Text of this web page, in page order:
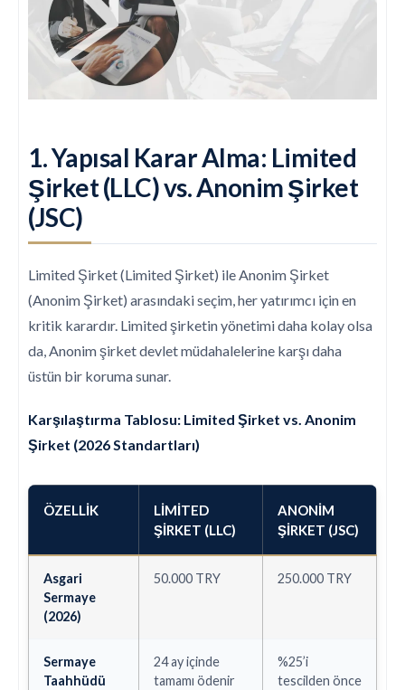
1. Yapısal Karar Alma: Limited
Şirket (LLC) vs. Anonim Şirket
(JSC)
Limited Şirket (Limited Şirket) ile Anonim Şirket
(Anonim Şirket) arasındaki seçim, her yatırımcı için en
kritik karardır. Limited şirketin yönetimi daha kolay olsa
da, Anonim şirket devlet müdahalelerine karşı daha
üstün bir koruma sunar.
Karşılaştırma Tablosu: Limited Şirket vs. Anonim
Şirket (2026 Standartları)
ÖZELLIK
LIMITED
ŞIRKET (LLC)
ANONIM
ŞIRKET (JSC)
Asgari
Sermaye
(2026)
50.000 TRY 250.000 TRY
Sermaye
Taahhüdü
24 ay içinde
tamamı ödenir
%25’i
tescilden önce